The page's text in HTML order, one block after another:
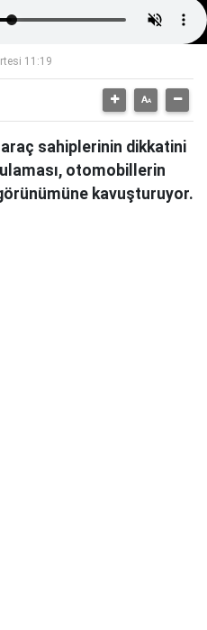
11:19
araç sahiplerinin dikkatini
otomobillerin
kavuşturuyor.